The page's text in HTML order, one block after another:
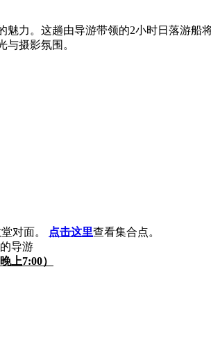
力。这趟由导游带领的2小时日落游
摄影氛围。
对面。 点击这里查看集合点。
导游
上7:00）